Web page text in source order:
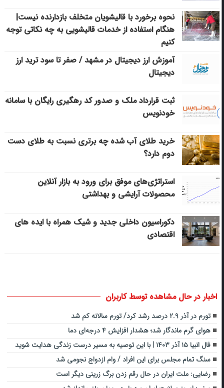
نحوه برخورد با قالیشویان متخلف بازدارنده نیست|
هنگام استفاده از خدمات قالیشویی به چه نکاتی توجه
کنیم
آموزش ارز دیجیتال در مشهد / صفر تا سود ترید ارز
دیجیتال
ثبت قرارداد ملک و صدور کد رهگیری رایگان با سامانه
خودنویس
خرید طلای آب شده چه برتری نسبت به طلای دست
دوم دارد؟
استراتژی‌های موفق برای ورود به بازار آنلاین
محصولات آرایشی و بهداشتی
دکوراسیون داخلی جدید و شیک همراه با ایده های
اقتصادی
اخبار در حال مشاهده توسط کاربران
تورم در آذر ۲.۹ درصد رشد کرد/ تورم سالانه کم شد
هوای گرم ماندگار شد؛ هشدار افزایش ۴ درجه‌ای دما
فال انبیا ۱۵ آذر ۱۴۰۳ | با این توصیه به مسیر درست زندگی هدایت شوید
سنگ تمام مجلس برای این افراد / وام ازدواج نجومی شد
رضایی: ملت ایران در حال رقم زدن برگ زرینی دیگر است